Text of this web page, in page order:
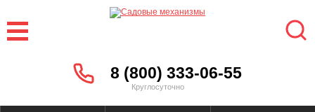
8 (800) 333-06-55
Круглосуточно